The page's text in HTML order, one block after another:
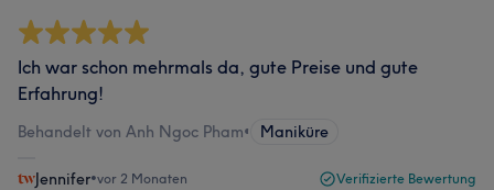
Ich war schon mehrmals da, gute Preise und gute
Erfahrung!
Behandelt von Anh Ngoc Pham• Maniküre
Jennifer•vor 2 Monaten Verifizierte Bewertung